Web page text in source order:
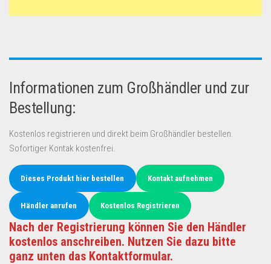
Informationen zum Großhändler und zur
Bestellung:
Kostenlos registrieren und direkt beim Großhändler bestellen.
Sofortiger Kontak kostenfrei.
Dieses Produkt hier bestellen Kontakt aufnehmen
Händler anrufen Kostenlos Registrieren
Nach der Registrierung können Sie den Händler
kostenlos anschreiben. Nutzen Sie dazu bitte
ganz unten das Kontaktformular.